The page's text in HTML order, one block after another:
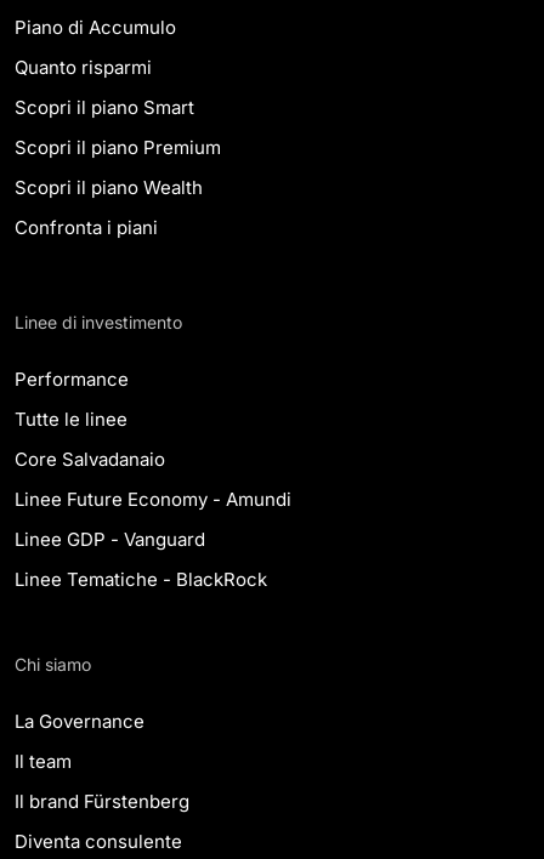
Piano di Accumulo
Quanto risparmi
Scopri il piano Smart
Scopri il piano Premium
Scopri il piano Wealth
Confronta i piani
Linee di investimento
Performance
Tutte le linee
Core Salvadanaio
Linee Future Economy - Amundi
Linee GDP - Vanguard
Linee Tematiche - BlackRock
Chi siamo
La Governance
Il team
Il brand Fürstenberg
Diventa consulente